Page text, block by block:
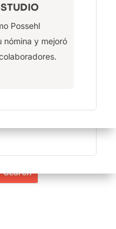
Possehl
nómina y mejoró